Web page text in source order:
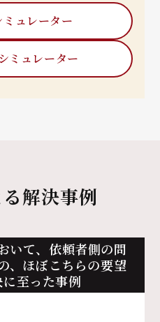
ミュレーター
シミュレーター
解決事例
いて、依頼者側の問
ほぼこちらの要望
至った事例